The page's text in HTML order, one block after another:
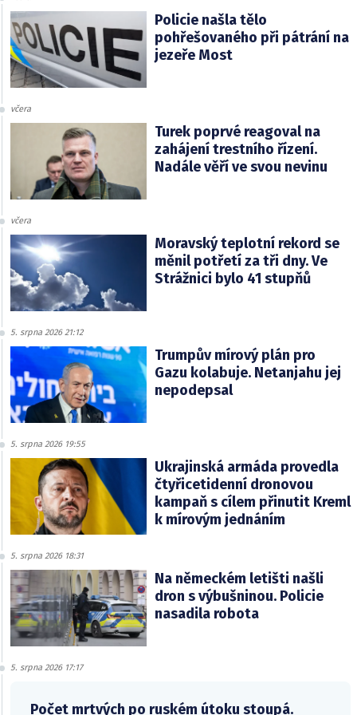
Policie našla tělo
pohřešovaného při pátrání na
jezeře Most
včera
Turek poprvé reagoval na
zahájení trestního řízení.
Nadále věří ve svou nevinu
včera
Moravský teplotní rekord se
měnil potřetí za tři dny. Ve
Strážnici bylo 41 stupňů
5. srpna 2026 21:12
Trumpův mírový plán pro
Gazu kolabuje. Netanjahu jej
nepodepsal
5. srpna 2026 19:55
Ukrajinská armáda provedla
čtyřicetidenní dronovou
kampaň s cílem přinutit Kreml
k mírovým jednáním
5. srpna 2026 18:31
Na německém letišti našli
dron s výbušninou. Policie
nasadila robota
5. srpna 2026 17:17
Počet mrtvých po ruském útoku stoupá.